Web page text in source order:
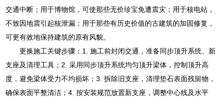
交通中断；用于博物馆，可使那些无价珍宝免遭震灾；用于核电站，
不致因地震引起核泄漏；用于那些有历史价值的古建筑的加固修复，
可更有效地保持建筑的原有风貌。
更换施工关键步骤：1. 施工前封闭交通，准备同步顶升系统、新
支座及清理工具；2. 采用同步顶升系统均匀顶升梁体，控制顶升高
度，避免梁体受力不均损坏；3. 拆除旧支座，清理垫石表面残留物，
确保表面平整清洁；4. 按安装规范放置新支座，调整中心线及水平